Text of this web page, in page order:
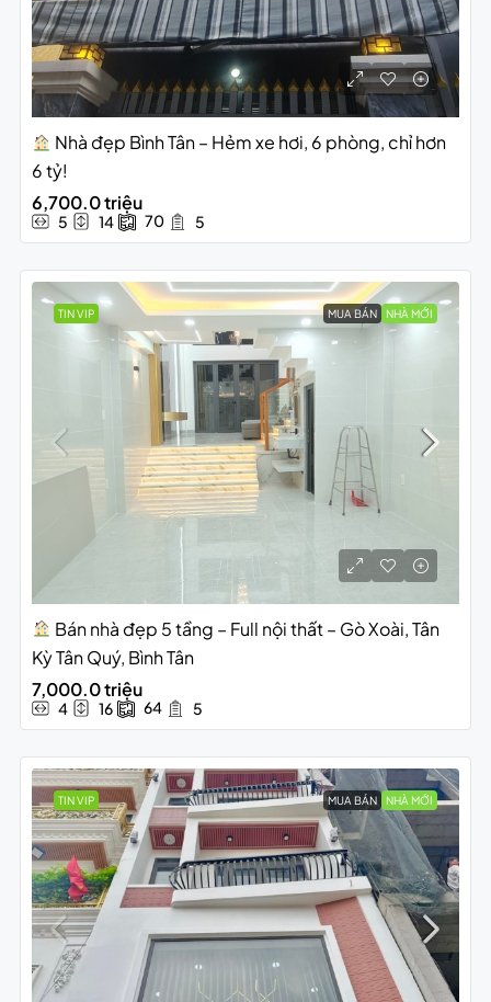
Nhà đẹp Bình Tân – Hẻm xe hơi, 6 phòng, chỉ hơn
6 tỷ!
6,700.0 triệu
5 14 70 5
TIN VIP MUA BÁN NHÀ MỚI
Bán nhà đẹp 5 tầng – Full nội thất – Gò Xoài, Tân
Kỳ Tân Quý, Bình Tân
7,000.0 triệu
4 16 64 5
TIN VIP MUA BÁN NHÀ MỚI